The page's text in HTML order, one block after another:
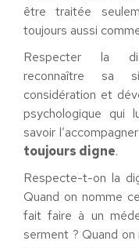
être traitée
toujours aussi
Respecter la
reconnaître sa
considération et
psychologique qui
savoir
toujours digne.
Respecte-t-on la
Quand on nomme
fait faire à un
serment ? Quand on